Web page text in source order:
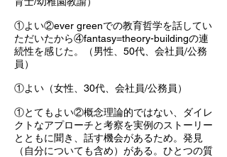
①よい②ever greenでの教育哲学を話してい
ただいたから④fantasy=theory-buildingの連
続性を感じた。（男性、50代、会社員/公務
員）
①よい（女性、30代、会社員/公務員）
①とてもよい②概念理論的ではない、ダイレ
クトなアプローチと考察を実例のストーリー
とともに聞き、話す機会があるため。発見
（自分についても含め）がある。ひとつの質